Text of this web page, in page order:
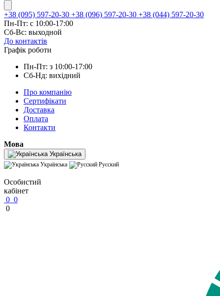
+38 (095) 597-20-30 +38 (096) 597-20-30 +38 (044) 597-20-30
Пн-Пт: с 10:00-17:00
Сб-Вс: выходной
До контактів
Графік роботи
Пн-Пт: з 10:00-17:00
Сб-Нд: вихідний
Про компанію
Сертифікати
Доставка
Оплата
Контакти
Мова
Українська
Українська Русский
Особистий
кабінет
0 0
0